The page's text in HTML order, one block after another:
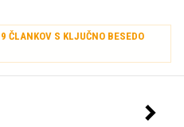
vplivi.
S KLJUČNO BESEDO